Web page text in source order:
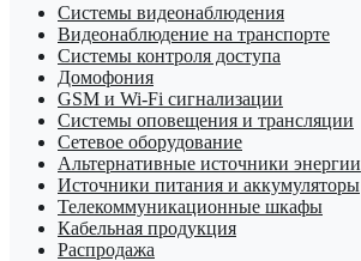
Системы видеонаблюдения
Видеонаблюдение на транспорте
Системы контроля доступа
Домофония
GSM и Wi-Fi сигнализации
Системы оповещения и трансляции
Сетевое оборудование
Альтернативные источники энергии
Источники питания и аккумуляторы
Телекоммуникационные шкафы
Кабельная продукция
Распродажа